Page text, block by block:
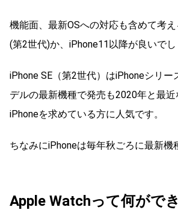
機能面、最新OSへの対応も含めて考
(第2世代)か、iPhone11以降が良いでし
iPhone SE（第2世代）はiPhoneシリー
デルの最新機種で発売も2020年と最
iPhoneを求めている方に人気です。
ちなみにiPhoneは毎年秋ごろに最新機
Apple Watchって何がで